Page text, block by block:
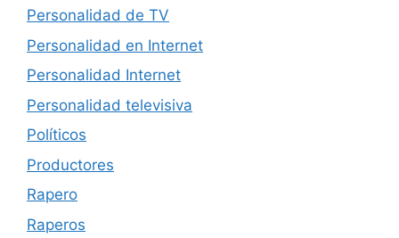
Personalidad de TV
Personalidad en Internet
Personalidad Internet
Personalidad televisiva
Políticos
Productores
Rapero
Raperos